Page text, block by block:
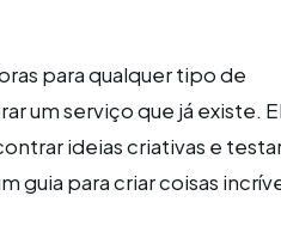
para qualquer tipo de
um serviço que já existe.
ideias criativas e
guia para criar coisas